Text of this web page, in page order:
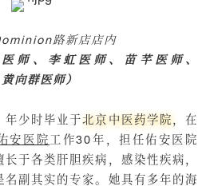
路新店店内
师、李虹医师、苗芊医师、
向群医师）
年少时毕业于北京中医药学院 ，在
安医院工作30年，担任佑安医院
长于各类肝胆疾病，感染性疾病，
副其实的专家。她具有多年的海